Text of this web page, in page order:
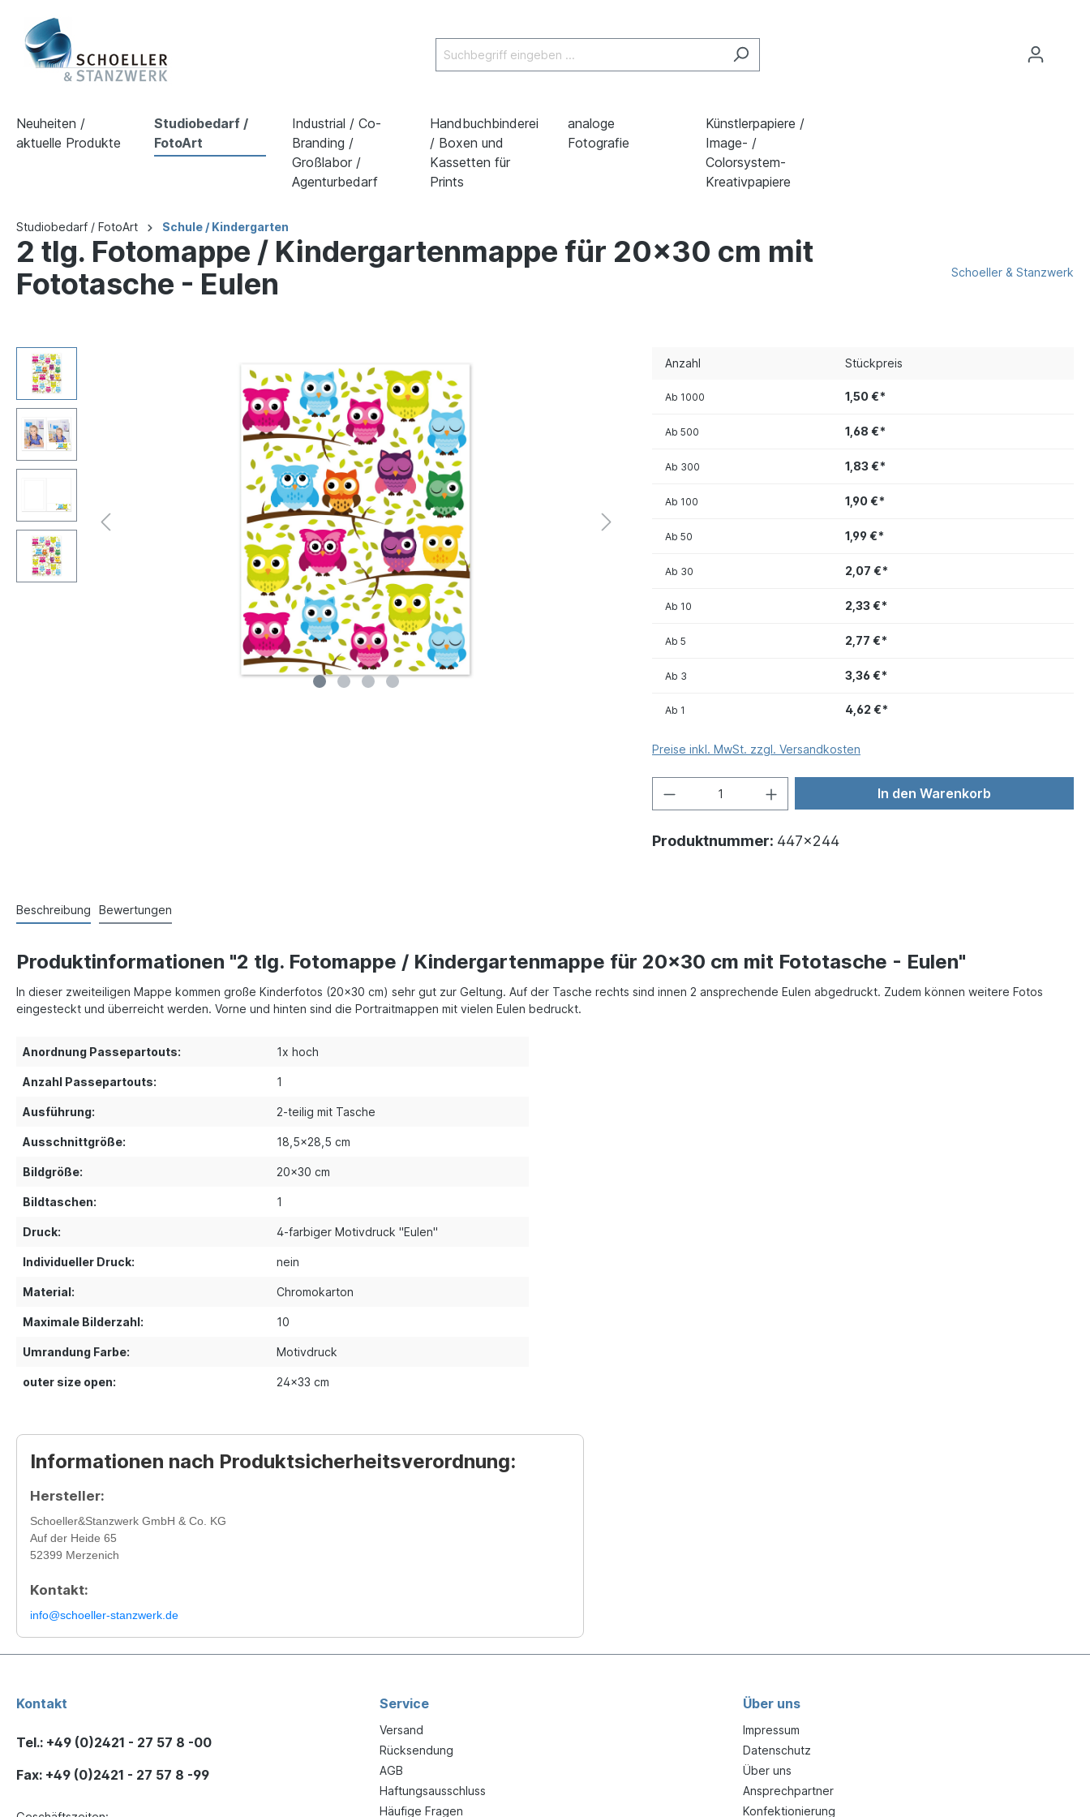
Neuheiten /
aktuelle Produkte
Studiobedarf /
FotoArt
Industrial / Co-
Branding /
Großlabor /
Agenturbedarf
Handbuchbinderei
/ Boxen und
Kassetten für
Prints
analoge
Fotografie
Künstlerpapiere /
Image- /
Colorsystem-
Kreativpapiere
Studiobedarf / FotoArt Schule / Kindergarten
2 tlg. Fotomappe / Kindergartenmappe für 20x30 cm mit
Fototasche - Eulen
Schoeller & Stanzwerk
Anzahl Stückpreis
Ab 1 4,62 €*
Ab 3 3,36 €*
Ab 5 2,77 €*
Ab 10 2,33 €*
Ab 30 2,07 €*
Ab 50 1,99 €*
Ab 100 1,90 €*
Ab 300 1,83 €*
Ab 500 1,68 €*
Ab 1000 1,50 €*
Preise inkl. MwSt. zzgl. Versandkosten
In den Warenkorb
Produktnummer: 447x244
Beschreibung Bewertungen
Produktinformationen "2 tlg. Fotomappe / Kindergartenmappe für 20x30 cm mit Fototasche - Eulen"
In dieser zweiteiligen Mappe kommen große Kinderfotos (20x30 cm) sehr gut zur Geltung. Auf der Tasche rechts sind innen 2 ansprechende Eulen abgedruckt. Zudem können weitere Fotos
eingesteckt und überreicht werden. Vorne und hinten sind die Portraitmappen mit vielen Eulen bedruckt.
Anordnung Passepartouts: 1x hoch
Anzahl Passepartouts: 1
Ausführung: 2-teilig mit Tasche
Ausschnittgröße: 18,5x28,5 cm
Bildgröße: 20x30 cm
Bildtaschen: 1
Druck: 4-farbiger Motivdruck "Eulen"
Individueller Druck: nein
Material: Chromokarton
Maximale Bilderzahl: 10
Umrandung Farbe: Motivdruck
outer size open: 24x33 cm
Informationen nach Produktsicherheitsverordnung:
Hersteller:
Schoeller&Stanzwerk GmbH & Co. KG
Auf der Heide 65
52399 Merzenich
Kontakt:
info@schoeller-stanzwerk.de
Kontakt
Tel.: +49 (0)2421 - 27 57 8 -00
Fax: +49 (0)2421 - 27 57 8 -99
Service
Versand
Rücksendung
AGB
Haftungsausschluss
Häufige Fragen
Über uns
Impressum
Datenschutz
Über uns
Ansprechpartner
Konfektionierung